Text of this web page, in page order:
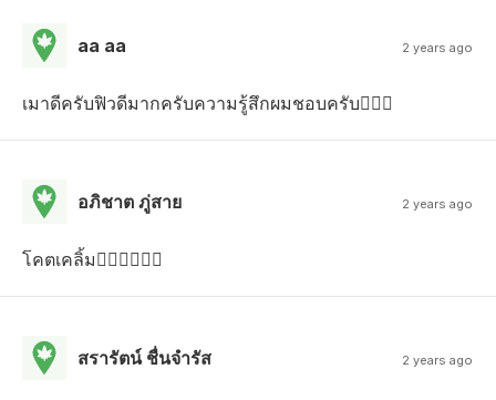
aa aa 2 years ago
เมาดีครับฟิวดีมากครับความรู้สึกผมชอบครับ
อภิชาต ภู่สาย 2 years ago
โคตเคลิ้ม‍‍‍
สรารัตน์ ชื่นจํารัส 2 years ago